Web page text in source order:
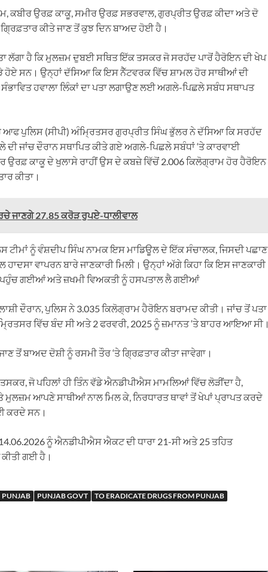
ਕਬੀਰ ਉਰਫ਼ ਕਾਕੂ, ਸਮੀਰ ਉਰਫ਼ ਸਭਰਵਾਲ, ਗੁਰਪ੍ਰੀਤ ਉਰਫ਼ ਕੀਦਾ ਅਤੇ ਦੋ
ਕੀਤੇ ਜਾਣ ਤੋਂ ਕੁਝ ਦਿਨ ਬਾਅਦ ਹੋਈ ਹੈ।
ਲੱਗਾ ਹੈ ਕਿ ਮੁਲਜ਼ਮ ਦੁਬਈ ਸਥਿਤ ਇੱਕ ਤਸਕਰ ਜੋ ਸਰਹੱਦ ਪਾਰੋਂ ਹੈਰੋਇਨ ਦੀ ਖੇਪ
ਹੋਏ ਸਨ। ਉਨ੍ਹਾਂ ਦੱਸਿਆ ਕਿ ਇਸ ਨੈੱਟਵਰਕ ਵਿੱਚ ਸ਼ਾਮਲ ਹੋਰ ਸਾਥੀਆਂ ਦੀ
ਹਵਾਲਾ ਲਿੰਕਾਂ ਦਾ ਪਤਾ ਲਗਾਉਣ ਲਈ ਅਗਲੇ-ਪਿਛਲੇ ਸਬੰਧ ਸਥਾਪਤ
ਪੁਲਿਸ (ਸੀਪੀ) ਅੰਮ੍ਰਿਤਸਰ ਗੁਰਪ੍ਰੀਤ ਸਿੰਘ ਭੁੱਲਰ ਨੇ ਦੱਸਿਆ ਕਿ ਸਰਹੱਦ
ਦੀ ਜਾਂਚ ਦੌਰਾਨ ਸਥਾਪਿਤ ਕੀਤੇ ਗਏ ਅਗਲੇ-ਪਿਛਲੇ ਸਬੰਧਾਂ ‘ਤੇ ਕਾਰਵਾਈ
ਉਰਫ਼ ਕਾਕੂ ਦੇ ਖੁਲਾਸੇ ਰਾਹੀਂ ਉਸ ਦੇ ਕਬਜ਼ੇ ਵਿੱਚੋਂ 2.006 ਕਿਲੋਗ੍ਰਾਮ ਹੋਰ ਹੈਰੋਇਨ
ਕੀਤਾ।
ਜਾਣਗੇ 27.85 ਕਰੋੜ ਰੁਪਏ-ਧਾਲੀਵਾਲ
ਨੂੰ ਵੰਸ਼ਦੀਪ ਸਿੰਘ ਨਾਮਕ ਇਸ ਮਾਡਿਊਲ ਦੇ ਇੱਕ ਸੰਚਾਲਕ, ਜਿਸਦੀ ਪਛਾਣ
ਵਾਪਰਨ ਬਾਰੇ ਜਾਣਕਾਰੀ ਮਿਲੀ। ਉਨ੍ਹਾਂ ਅੱਗੇ ਕਿਹਾ ਕਿ ਇਸ ਜਾਣਕਾਰੀ
ਪਹੁੰਚ ਗਈਆਂ ਅਤੇ ਜ਼ਖਮੀ ਵਿਅਕਤੀ ਨੂੰ ਹਸਪਤਾਲ ਲੈ ਗਈਆਂ
ਦੌਰਾਨ, ਪੁਲਿਸ ਨੇ 3.035 ਕਿਲੋਗ੍ਰਾਮ ਹੈਰੋਇਨ ਬਰਾਮਦ ਕੀਤੀ। ਜਾਂਚ ਤੋਂ ਪਤਾ
ਵਿੱਚ ਬੰਦ ਸੀ ਅਤੇ 2 ਫਰਵਰੀ, 2025 ਨੂੰ ਜ਼ਮਾਨਤ ‘ਤੇ ਬਾਹਰ ਆਇਆ ਸੀ।
ਤੋਂ ਬਾਅਦ ਦੋਸ਼ੀ ਨੂੰ ਰਸਮੀ ਤੌਰ ‘ਤੇ ਗ੍ਰਿਫ਼ਤਾਰ ਕੀਤਾ ਜਾਵੇਗਾ।
ਜੋ ਪਹਿਲਾਂ ਹੀ ਤਿੰਨ ਵੱਡੇ ਐਨਡੀਪੀਐਸ ਮਾਮਲਿਆਂ ਵਿੱਚ ਲੋੜੀਂਦਾ ਹੈ,
ਮੁਲਜ਼ਮ ਆਪਣੇ ਸਾਥੀਆਂ ਨਾਲ ਮਿਲ ਕੇ, ਨਿਰਧਾਰਤ ਥਾਵਾਂ ਤੋਂ ਖੇਪਾਂ ਪ੍ਰਾਪਤ ਕਰਦੇ
ਕਰਦੇ ਸਨ।
ਨੂੰ ਐਨਡੀਪੀਐਸ ਐਕਟ ਦੀ ਧਾਰਾ 21-ਸੀ ਅਤੇ 25 ਤਹਿਤ
ਗਈ ਹੈ।
PUNJAB PUNJAB GOVT
TO ERADICATE DRUGS FROM PUNJAB